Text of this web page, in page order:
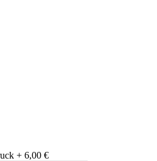
+ 6,00 €